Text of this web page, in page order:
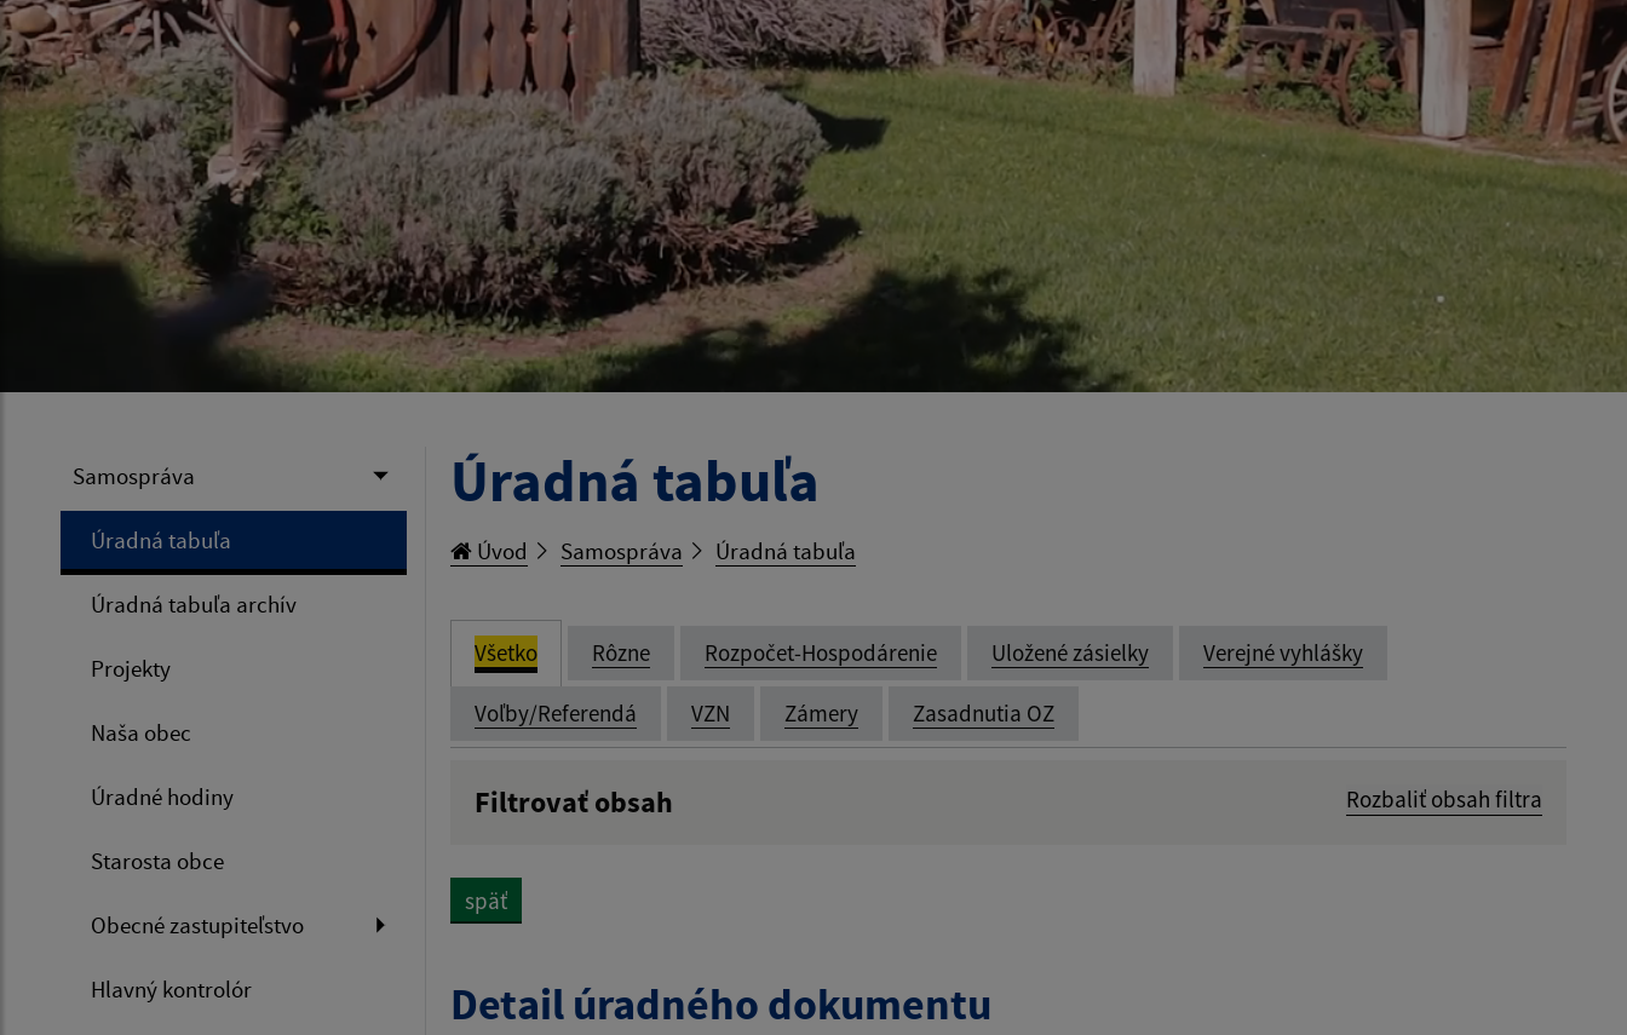
Samospráva
Úradná tabuľa
Úradná tabuľa archív
Projekty
Naša obec
Úradné hodiny
Starosta obce
Obecné zastupiteľstvo
Hlavný kontrolór
Úradná tabuľa
Úvod Samospráva Úradná tabuľa
Všetko Rôzne Rozpočet-Hospodárenie Uložené zásielky Verejné vyhlášky
Voľby/Referendá VZN Zámery Zasadnutia OZ
Filtrovať obsah Rozbaliť obsah filtra
späť
Detail úradného dokumentu